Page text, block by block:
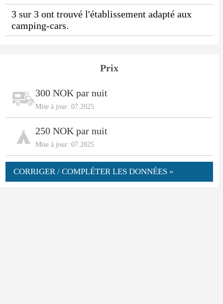
3 sur 3 ont trouvé l'établissement adapté aux
camping-cars.
Prix
300 NOK par nuit
Mise à jour: 07.2025
250 NOK par nuit
Mise à jour: 07.2025
CORRIGER / COMPLÉTER LES DONNÉES »